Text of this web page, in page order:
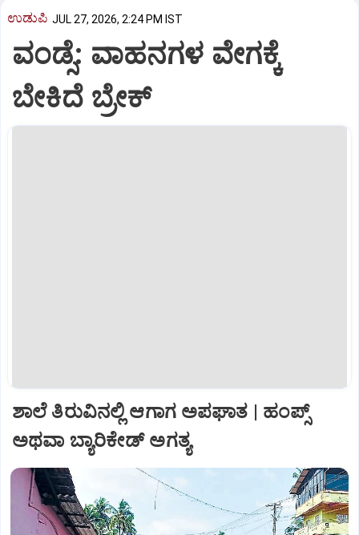
ಉಡುಪಿ JUL 27, 2026, 2:24 PM IST
ವಂಡ್ಸೆ: ವಾಹನಗಳ ವೇಗಕ್ಕೆ
ಬೇಕಿದೆ ಬ್ರೇಕ್‌
ಶಾಲೆ ತಿರುವಿನಲ್ಲಿ ಆಗಾಗ ಅಪಘಾತ | ಹಂಪ್ಸ್‌
ಅಥವಾ ಬ್ಯಾರಿಕೇಡ್‌ ಅಗತ್ಯ